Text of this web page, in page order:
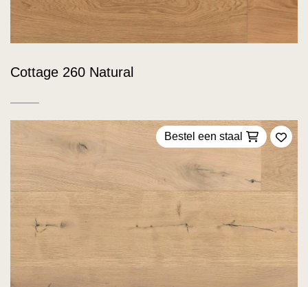
Cottage 260 Natural
Bestel een staal